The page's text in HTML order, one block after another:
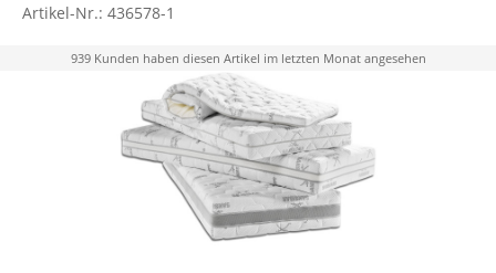
Artikel-Nr.: 436578-1
939 Kunden haben diesen Artikel im letzten Monat angesehen